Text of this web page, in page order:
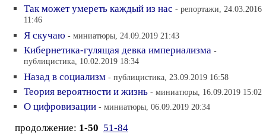
Так может умереть каждый из нас - репортажи, 24.03.2016
11:46
Я скучаю - миниатюры, 24.09.2019 21:43
Кибернетика-гулящая девка империализма -
публицистика, 10.02.2019 18:34
Назад в социализм - публицистика, 23.09.2019 16:58
Теория вероятности и жизнь - миниатюры, 16.09.2019 15:02
О цифровизации - миниатюры, 06.09.2019 20:34
продолжение: 1-50 51-84